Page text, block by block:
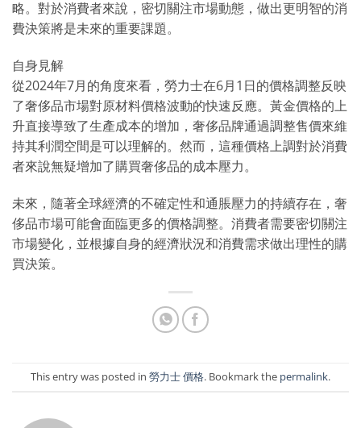
略。對於消費者來說，密切關注市場動態，做出更明智的消
費決策將是未來的重要課題。
自身見解
從2024年7月的角度來看，勞力士在6月1日的價格調整反映
了奢侈品市場對原材料價格波動的快速反應。黃金價格的上
升直接導致了生產成本的增加，奢侈品牌通過調整售價來維
持其利潤空間是可以理解的。然而，這種價格上調對於消費
者來說無疑增加了購買奢侈品的成本壓力。
未來，隨著全球經濟的不確定性和通脹壓力的持續存在，奢
侈品市場可能會面臨更多的價格調整。消費者需要密切關注
市場變化，並根據自身的經濟狀況和消費需求做出理性的購
買決策。
This entry was posted in 勞力士 價格. Bookmark the permalink.